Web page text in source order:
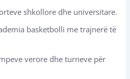
shkollore dhe universitare.
basketbolli me trajnerë të
verore dhe turneve për